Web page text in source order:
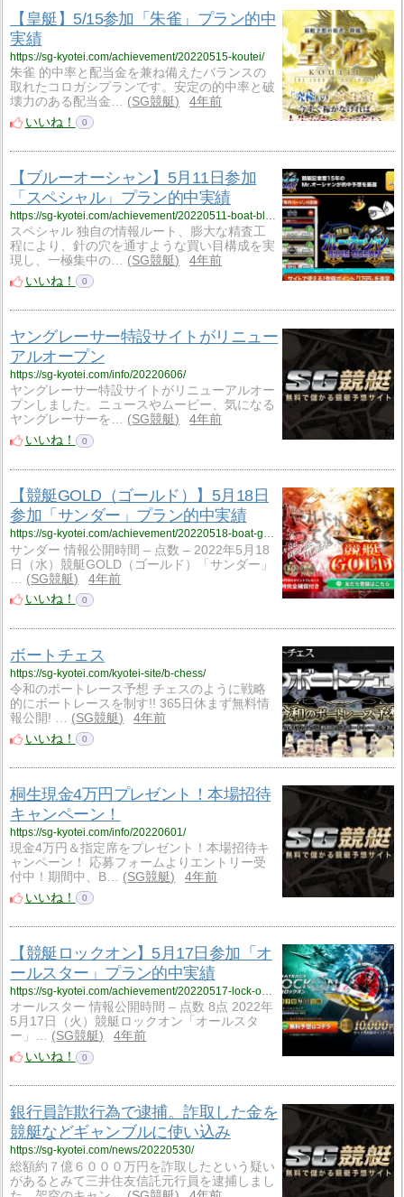
【皇艇】5/15参加「朱雀」プラン的中
実績
https://sg-kyotei.com/achievement/20220515-koutei/
朱雀 的中率と配当金を兼ね備えたバランスの
取れたコロガシプランです。安定の的中率と破
壊力のある配当金…
SG競艇
4年前
いいね！
0
【ブルーオーシャン】5月11日参加
「スペシャル」プラン的中実績
https://sg-kyotei.com/achievement/20220511-boat-blue/
スペシャル 独自の情報ルート、膨大な精査工
程により、針の穴を通すような買い目構成を実
現し、一極集中の…
SG競艇
4年前
いいね！
0
ヤングレーサー特設サイトがリニュー
アルオープン
https://sg-kyotei.com/info/20220606/
ヤングレーサー特設サイトがリニューアルオー
プンしました。ニュースやムービー、気になる
ヤングレーサーを…
SG競艇
4年前
いいね！
0
【競艇GOLD（ゴールド）】5月18日
参加「サンダー」プラン的中実績
https://sg-kyotei.com/achievement/20220518-boat-gold/
サンダー 情報公開時間 – 点数 – 2022年5月18
日（水）競艇GOLD（ゴールド）「サンダー」
SG競艇
4年前
いいね！
0
ボートチェス
https://sg-kyotei.com/kyotei-site/b-chess/
令和のポートレース予想 チェスのように戦略
的にボートレースを制す!! 365日休まず無料情
報公開! …
SG競艇
4年前
いいね！
0
桐生現金4万円プレゼント！本場招待
キャンペーン！
https://sg-kyotei.com/info/20220601/
現金4万円＆指定席をプレゼント！本場招待キ
ャンペーン！ 応募フォームよりエントリー受
付中！期間中、B…
SG競艇
4年前
いいね！
0
【競艇ロックオン】5月17日参加「オ
ールスター」プラン的中実績
https://sg-kyotei.com/achievement/20220517-lock-ontei/
オールスター 情報公開時間 – 点数 8点 2022年
5月17日（火）競艇ロックオン「オールスタ
ー」…
SG競艇
4年前
いいね！
0
銀行員詐欺行為で逮捕。詐取した金を
競艇などギャンブルに使い込み
https://sg-kyotei.com/news/20220530/
総額約７億６０００万円を詐取したという疑い
があるとみて三井住友信託元行員を逮捕しまし